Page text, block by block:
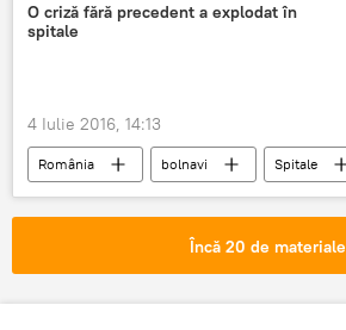
O criză fără precedent a explodat în
spitale
4 Iulie 2016, 14:13
România bolnavi
Spitale
Donație
Încă 20 de materiale